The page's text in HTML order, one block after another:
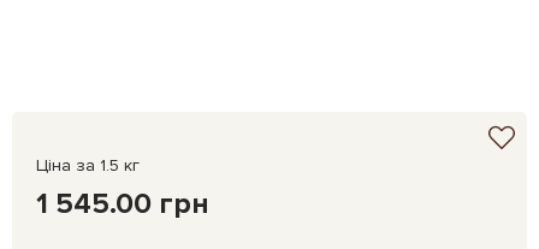
Ціна за 1.5 кг
1 545.00 грн